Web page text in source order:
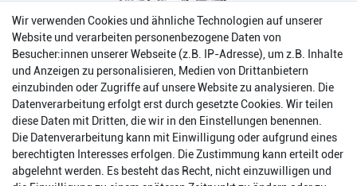
Wir verwenden Cookies und ähnliche Technologien auf unserer
Website und verarbeiten personenbezogene Daten von
Besucher:innen unserer Webseite (z.B. IP-Adresse), um z.B. Inhalte
und Anzeigen zu personalisieren, Medien von Drittanbietern
einzubinden oder Zugriffe auf unsere Website zu analysieren. Die
Datenverarbeitung erfolgt erst durch gesetzte Cookies. Wir teilen
diese Daten mit Dritten, die wir in den Einstellungen benennen.
Die Datenverarbeitung kann mit Einwilligung oder aufgrund eines
berechtigten Interesses erfolgen. Die Zustimmung kann erteilt oder
abgelehnt werden. Es besteht das Recht, nicht einzuwilligen und